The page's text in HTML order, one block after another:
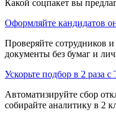
Какой соцпакет вы
Оформляйте кандидатов
Проверяйте сотрудников
документы без бумаг и
Ускорьте подбор в 2 раза с
Автоматизируйте сбор
собирайте аналитику в 2